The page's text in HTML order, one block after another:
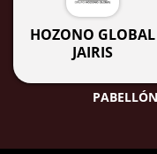
HOZONO GLOBAL
JAIRIS